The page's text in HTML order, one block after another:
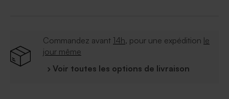
Commandez avant 14h, pour une expédition le
jour même
› Voir toutes les options de livraison